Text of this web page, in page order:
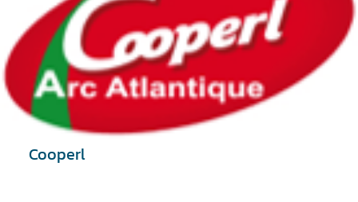
Cooperl